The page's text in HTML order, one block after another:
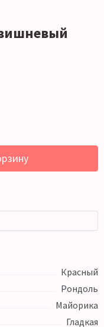
Красный
Рондоль
Майорика
Гладкая